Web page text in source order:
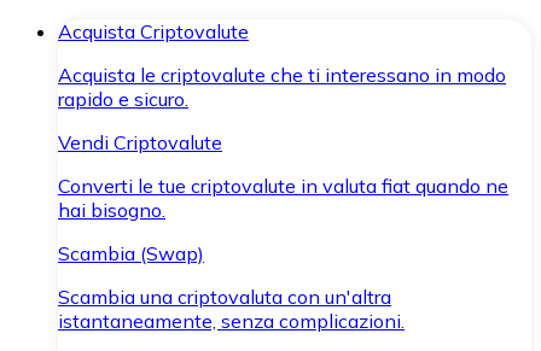
Acquista Criptovalute
Acquista le criptovalute che ti interessano in modo
rapido e sicuro.
Vendi Criptovalute
Converti le tue criptovalute in valuta fiat quando ne
hai bisogno.
Scambia (Swap)
Scambia una criptovaluta con un'altra
istantaneamente, senza complicazioni.